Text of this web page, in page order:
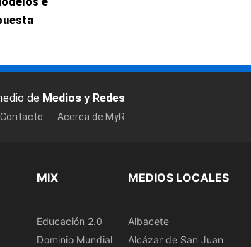
de Medios y Redes
Contacto Acerca de MyR
MIX
Educación 2.0
Dominio Mundial
MEDIOS LOCALES
Albacete
Alcázar de San Juan